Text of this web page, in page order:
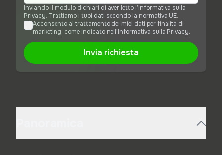
Inviando il modulo dichiari di aver letto l’Informativa sulla
Privacy. Trattiamo i tuoi dati secondo la normativa UE.
Acconsento al trattamento dei miei dati per finalità di
marketing, come indicato nell'Informativa sulla Privacy.
Invia richiesta